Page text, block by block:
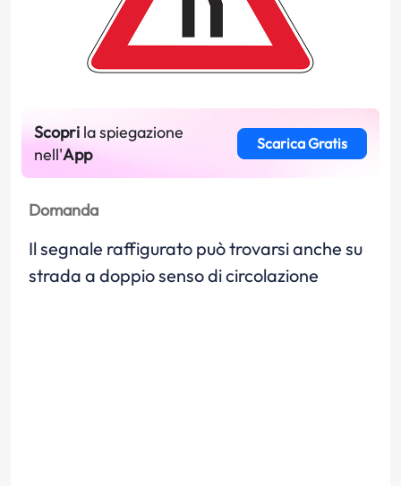
Scopri la spiegazione
nell'App
Scarica Gratis
Domanda
Il segnale raffigurato può trovarsi anche su
strada a doppio senso di circolazione